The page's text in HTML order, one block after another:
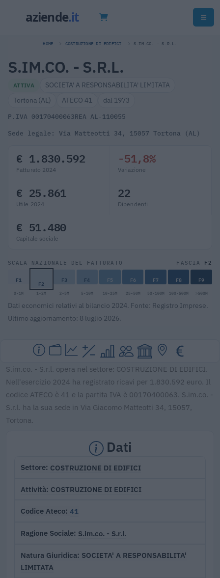
HOME COSTRUZIONE DI EDIFICI S.IM.CO. - S.R.L.
S.IM.CO. - S.R.L.
ATTIVA
SOCIETA' A RESPONSABILITA' LIMITATA
Tortona (AL)
ATECO 41 dal 1973
P.IVA 00170400063REA AL-110055
Sede legale: Via Matteotti 34, 15057 Tortona (AL)
€ 1.830.592
Fatturato 2024
-51,8%
Variazione
€ 25.861
Utile 2024
22
Dipendenti
€ 51.480
Capitale sociale
SCALA NAZIONALE DEL FATTURATO FASCIA F2
F1 F2 F3 F4 F5 F6 F7 F8 F9
0-1M 1-2M 2-5M 5-10M 10-25M 25-50M 50-100M 100-500M >500M
Dati economici relativi al bilancio 2024. Fonte: Registro Imprese.
Ultimo aggiornamento: 8 luglio 2026.
S.im.co. - S.r.l. opera nel settore: COSTRUZIONE DI EDIFICI.
Nell'esercizio 2024 ha registrato ricavi per 1.830.592 euro. Il
codice ATECO è 41 e la partita IVA è 00170400063. S.im.co. -
S.r.l. ha la sua sede in Via Giacomo Matteotti 34, 15057,
Tortona.
Dati
Settore COSTRUZIONE DI EDIFICI
Attività COSTRUZIONE DI EDIFICI
Codice Ateco 41
Ragione Sociale S.im.co. - S.r.l.
Natura Giuridica SOCIETA' A RESPONSABILITA'
LIMITATA